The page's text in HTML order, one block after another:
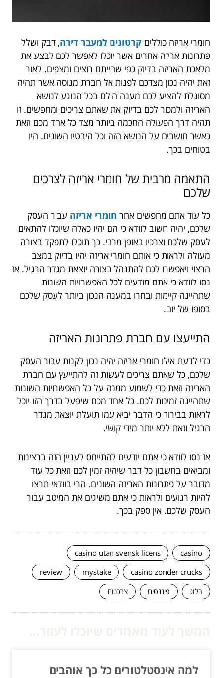
חומרי אריזה כוללים קרטונים למעבר דירה, דבק ושלל
פתרונות אריזה אחרים אשר יוכלו לאפשר לכם לבצע את
מלאכת האריזה בדיוק כפי שהייתם רוצים ומצפים. לאור
זאת יהיה נכון מצדכם לפנות אל חברת מנוסה אשר תהיה
מסוגלת להציע לכם מענה הולם בכל הנוגע לנושא
האריזה ולמכור לכם בדיוק את שאתם צריכים ומחפשים. זו
תהיה דרך הפעולה החכמה ביותר מצד כל אחד מכם וזאת
כאשר חושבים על הנושא הזה וכל היבטיו השונים. היו
בטוחים בכך.
התאמה מרבית של חומרי אריזה לצרכים
שלכם
כל עוד אתם מחפשים אחר חומרי אריזה עבור העסק
שלכם, יהיה חשוב לוודא כי הם יהיו כאלה שיוכלו להתאים
לעסק שלכם וצרכיו באופן מרבי. כך תוכלו לתפקד בצורה
מעולה ולראות כי אותם חומרי אריזה יהיו בדיוק במצב
הרצוי ויאפשרו לכם להתנהל בצורה יוצאת מגדר הרגיל. אז
נסו לוודא כי אתם מודעים לכל האפשרויות השונות
שתהיינה קיימות ובחרו במענה הנכון ביותר לעסק שלכם
בסופו של יום.
התייעצו עם חברת פתרונות האריזה
כדי לדעת אילו חומרי אריזה יהיה נכון לקנות עבור העסק
שלכם, כל שאתם צריכים לעשות זה להתייעץ עם חברת
האריזה וזאת כדי לשמוע ממנה על כל האפשרויות השונות
שתהיינה זמינות לכם. כל אחד מכם שיפעל בדרך הזו יוכל
לראות בבירור כי הדבר יביא עמו תועלת יוצאת מגדר
הרגיל וזאת ללא יותר מידי קושי.
אז נסו לוודא כי אתם יודעים להתייחס לעניין הזה ברצינות
ומביאים בחשבון כל דבר שיהיה זמין לכם וזאת כל עוד
מדובר על פתרונות האריזה השונים. הרי בוודאי תרצו
להיות רגועים ולראות כי אתם משיגים את המיטב עבור
העסק שלכם. אין ספק בכך.
casino
casino utan svensk licens
casino zonder crucks
mystake
review
בלוג
פיננסים צרכנות
למה אינסטלטורים כל כך אוהבים